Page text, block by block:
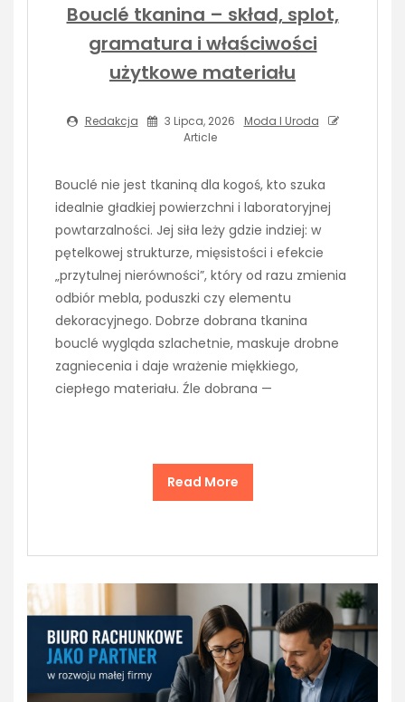
Bouclé tkanina – skład, splot,
gramatura i właściwości
użytkowe materiału
Redakcja 3 Lipca, 2026
Moda I Uroda
Article
Bouclé nie jest tkaniną dla kogoś, kto szuka
idealnie gładkiej powierzchni i laboratoryjnej
powtarzalności. Jej siła leży gdzie indziej: w
pętelkowej strukturze, mięsistości i efekcie
„przytulnej nierówności”, który od razu zmienia
odbiór mebla, poduszki czy elementu
dekoracyjnego. Dobrze dobrana tkanina
bouclé wygląda szlachetnie, maskuje drobne
zagniecenia i daje wrażenie miękkiego,
ciepłego materiału. Źle dobrana —
Read More